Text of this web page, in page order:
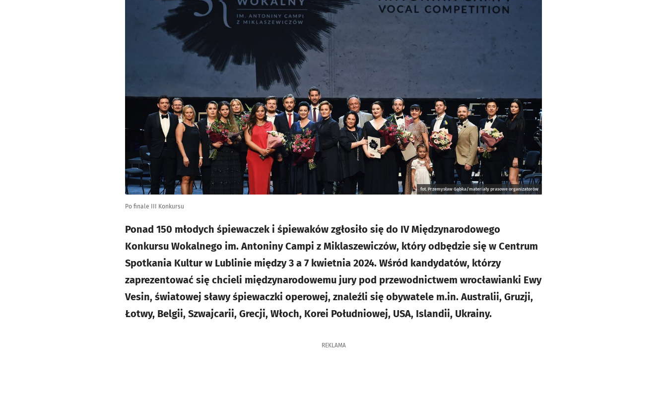
fot. Przemysław Gąbka/materiały prasowe organizatorów
Po finale III Konkursu
Ponad 150 młodych śpiewaczek i śpiewaków zgłosiło się do IV Międzynarodowego
Konkursu Wokalnego im. Antoniny Campi z Miklaszewiczów, który odbędzie się w Centrum
Spotkania Kultur w Lublinie między 3 a 7 kwietnia 2024. Wśród kandydatów, którzy
zaprezentować się chcieli międzynarodowemu jury pod przewodnictwem wrocławianki Ewy
Vesin, światowej sławy śpiewaczki operowej, znaleźli się obywatele m.in. Australii, Gruzji,
Łotwy, Belgii, Szwajcarii, Grecji, Włoch, Korei Południowej, USA, Islandii, Ukrainy.
REKLAMA